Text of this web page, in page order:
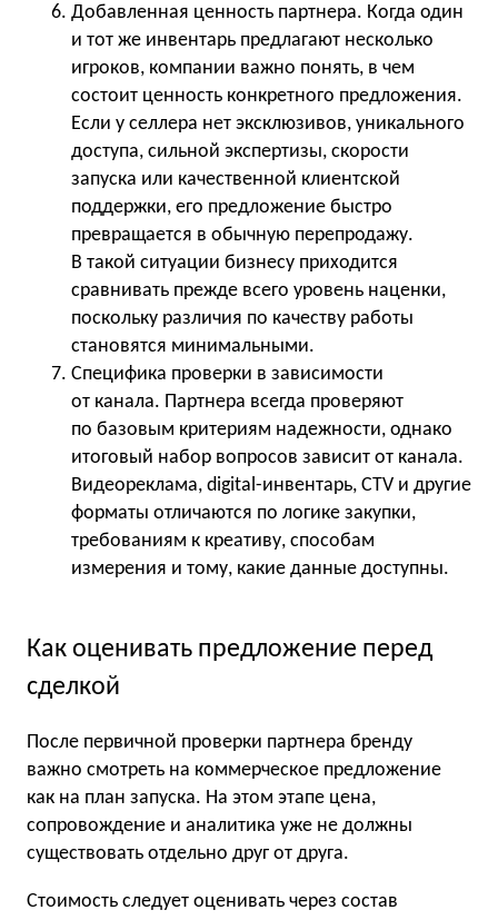
Добавленная ценность партнера. Когда один
и тот же инвентарь предлагают несколько
игроков, компании важно понять, в чем
состоит ценность конкретного предложения.
Если у селлера нет эксклюзивов, уникального
доступа, сильной экспертизы, скорости
запуска или качественной клиентской
поддержки, его предложение быстро
превращается в обычную перепродажу.
В такой ситуации бизнесу приходится
сравнивать прежде всего уровень наценки,
поскольку различия по качеству работы
становятся минимальными.
Специфика проверки в зависимости
от канала. Партнера всегда проверяют
по базовым критериям надежности, однако
итоговый набор вопросов зависит от канала.
Видеореклама, digital-инвентарь, CTV и другие
форматы отличаются по логике закупки,
требованиям к креативу, способам
измерения и тому, какие данные доступны.
Как оценивать предложение перед
сделкой
После первичной проверки партнера бренду
важно смотреть на коммерческое предложение
как на план запуска. На этом этапе цена,
сопровождение и аналитика уже не должны
существовать отдельно друг от друга.
Стоимость следует оценивать через состав